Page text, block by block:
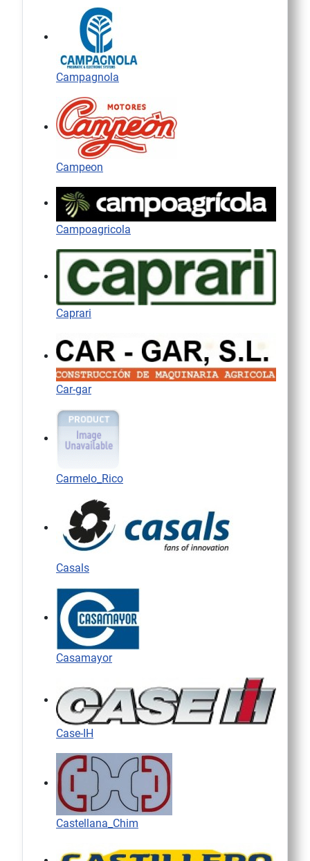
Campagnola
Campeon
Campoagricola
Caprari
Car-gar
Carmelo_Rico
Casals
Casamayor
Case-IH
Castellana_Chim